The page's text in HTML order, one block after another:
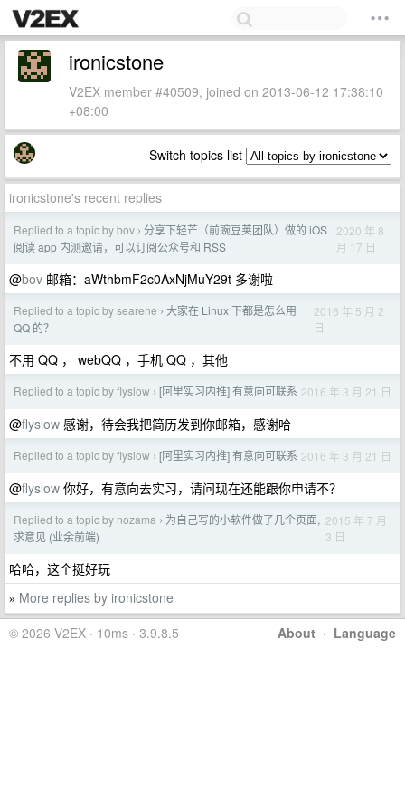
ironicstone
V2EX member #40509, joined on 2013-06-12 17:38:10
+08:00
Switch topics list
ironicstone's recent replies
Replied to a topic by bov › 分享下轻芒（前豌豆荚团队）做的 iOS
阅读 app 内测邀请，可以订阅公众号和 RSS
2020 年 8
月 17 日
@bov 邮箱：aWthbmF2c0AxNjMuY29t 多谢啦
Replied to a topic by searene › 大家在 Linux 下都是怎么用
QQ 的？
2016 年 5 月 2
日
不用 QQ ， webQQ ，手机 QQ ，其他
Replied to a topic by flyslow › [阿里实习内推] 有意向可联系 2016 年 3 月 21 日
@flyslow 感谢，待会我把简历发到你邮箱，感谢哈
Replied to a topic by flyslow › [阿里实习内推] 有意向可联系 2016 年 3 月 21 日
@flyslow 你好，有意向去实习，请问现在还能跟你申请不？
Replied to a topic by nozama › 为自己写的小软件做了几个页面,
求意见 (业余前端)
2015 年 7 月
3 日
哈哈，这个挺好玩
» More replies by ironicstone
About · Language
© 2026 V2EX · 10ms · 3.9.8.5